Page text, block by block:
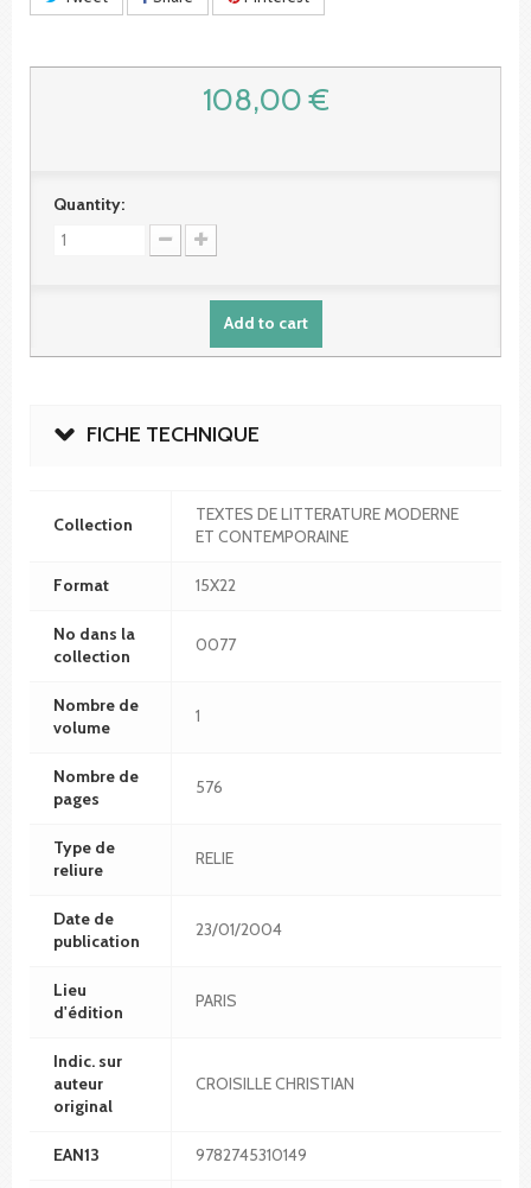
108,00 €
Quantity:
Add to cart
FICHE TECHNIQUE
Collection
TEXTES DE LITTERATURE MODERNE
ET CONTEMPORAINE
Format 15X22
No dans la
collection
0077
Nombre de
volume
1
Nombre de
pages
576
Type de
reliure
RELIE
Date de
publication
23/01/2004
Lieu
d'édition
PARIS
Indic. sur
auteur
original
CROISILLE CHRISTIAN
EAN13 9782745310149